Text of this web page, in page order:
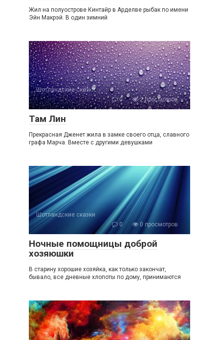
Жил на полуострове Кинтайр в Арделве рыбак по имени
Эйн Макрэй. В один зимний
Шотландские сказки
0
2 просмотров
Там Лин
Прекрасная Дженет жила в замке своего отца, славного
графа Марча. Вместе с другими девушками
Шотландские сказки
0
0 просмотров
Ночные помощницы доброй
хозяюшки
В старину хорошие хозяйка, как только закончат,
бывало, все дневные хлопоты по дому, принимаются